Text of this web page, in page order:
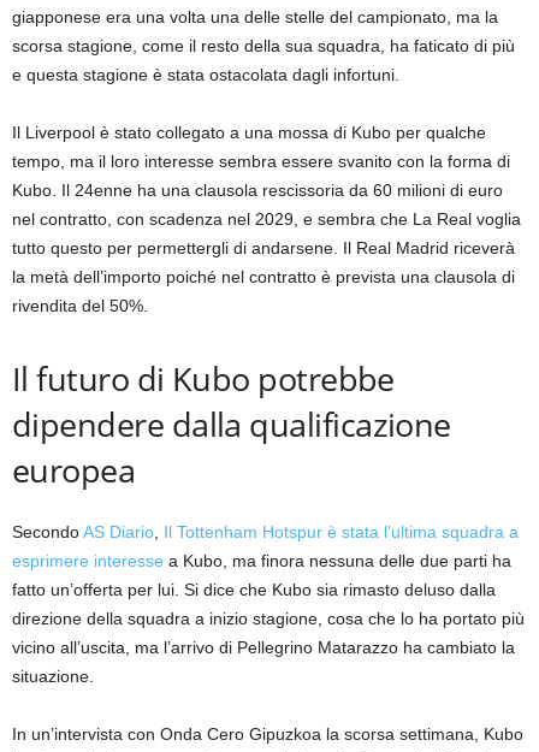
giapponese era una volta una delle stelle del campionato, ma la
scorsa stagione, come il resto della sua squadra, ha faticato di più
e questa stagione è stata ostacolata dagli infortuni.
Il Liverpool è stato collegato a una mossa di Kubo per qualche
tempo, ma il loro interesse sembra essere svanito con la forma di
Kubo. Il 24enne ha una clausola rescissoria da 60 milioni di euro
nel contratto, con scadenza nel 2029, e sembra che La Real voglia
tutto questo per permettergli di andarsene. Il Real Madrid riceverà
la metà dell’importo poiché nel contratto è prevista una clausola di
rivendita del 50%.
Il futuro di Kubo potrebbe
dipendere dalla qualificazione
europea
SecondoAS Diario Il Tottenham Hotspur è stata l’ultima squadra a
esprimere interesse a Kubo, ma finora nessuna delle due parti ha
fatto un’offerta per lui. Si dice che Kubo sia rimasto deluso dalla
direzione della squadra a inizio stagione, cosa che lo ha portato più
vicino all’uscita, ma l’arrivo di Pellegrino Matarazzo ha cambiato la
situazione.
In un’intervista con Onda Cero Gipuzkoa la scorsa settimana, Kubo